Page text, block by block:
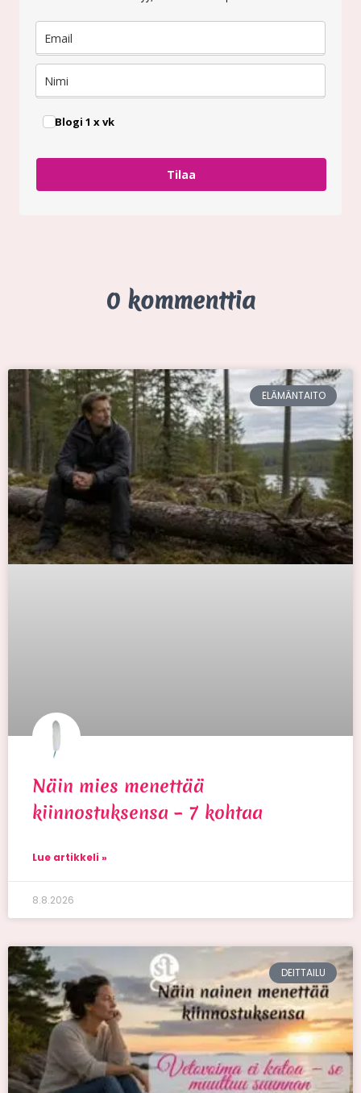
Blogi 1 x vk
Tilaa
0 kommenttia
ELÄMÄNTAITO
Näin mies menettää
kiinnostuksensa – 7 kohtaa
Lue artikkeli »
8.8.2026
DEITTAILU